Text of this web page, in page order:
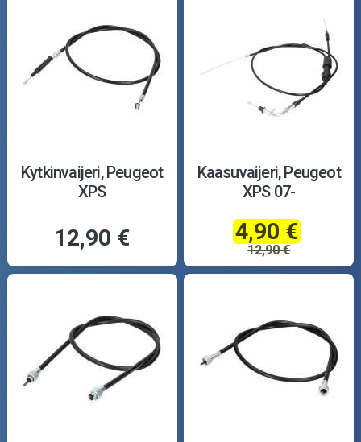
Kytkinvaijeri, Peugeot
XPS
12,90 €
Kaasuvaijeri, Peugeot
XPS 07-
4,90 €
12,90 €